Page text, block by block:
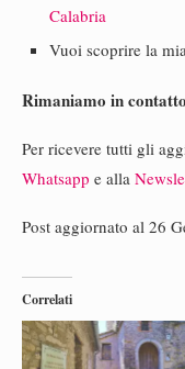
Calabria
Vuoi scoprire la
Rimaniamo in
Per ricevere tutti gli
Whatsapp e alla
Post aggiornato al 26
Correlati